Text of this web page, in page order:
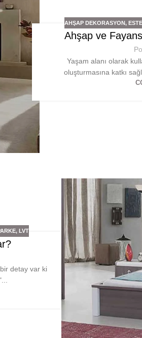
AHŞAP DEKORASYON,
Ahşap ve
Yaşam alanı olarak
oluşturmasına katkı
,LVT
detay var ki